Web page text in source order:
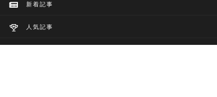
新着記事
人気記事